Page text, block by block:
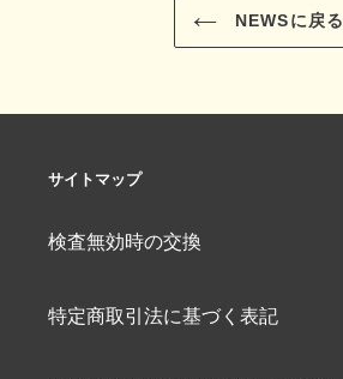
NEWSに戻る
サイトマップ
検査無効時の交換
特定商取引法に基づく表記